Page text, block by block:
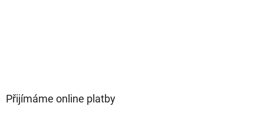
Přijímáme online platby